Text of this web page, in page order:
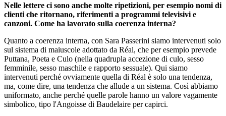
Nelle lettere ci sono anche molte ripetizioni, per esempio nomi di
clienti che ritornano, riferimenti a programmi televisivi e
canzoni. Come ha lavorato sulla coerenza interna?
Quanto a coerenza interna, con Sara Passerini siamo intervenuti solo
sul sistema di maiuscole adottato da Réal, che per esempio prevede
Puttana, Poeta e Culo (nella quadrupla accezione di culo, sesso
femminile, sesso maschile e rapporto sessuale). Qui siamo
intervenuti perché ovviamente quella di Réal è solo una tendenza,
ma, come dire, una tendenza che allude a un sistema. Così abbiamo
uniformato, anche perché quelle parole hanno un valore vagamente
simbolico, tipo l'Angoisse di Baudelaire per capirci.